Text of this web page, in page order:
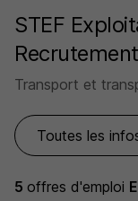
STEF
Recrutement
Transport et
Toutes les
5 offres d'emploi